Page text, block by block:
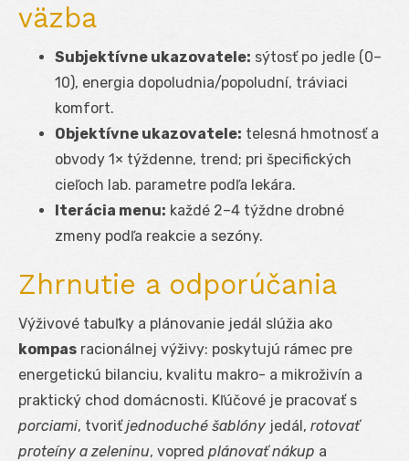
väzba
Subjektívne ukazovatele: sýtosť po jedle (0–
10), energia dopoludnia/popoludní, tráviaci
komfort.
Objektívne ukazovatele: telesná hmotnosť a
obvody 1× týždenne, trend; pri špecifických
cieľoch lab. parametre podľa lekára.
Iterácia menu: každé 2–4 týždne drobné
zmeny podľa reakcie a sezóny.
Zhrnutie a odporúčania
Výživové tabuľky a plánovanie jedál slúžia ako
kompas racionálnej výživy: poskytujú rámec pre
energetickú bilanciu, kvalitu makro- a mikroživín a
praktický chod domácnosti. Kľúčové je pracovať s
porciami, tvoriťjednoduché šablóny jedál, rotovať
proteíny a zeleninu, vopred plánovať nákup a